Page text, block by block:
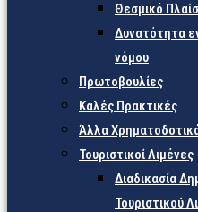
Θεσμικό
Δυνατότητα
νόμου
Πρωτοβουλίες
Καλές Πρακτικές
Άλλα
Τουριστικοί Λιμένες
Διαδικασία
Τουριστικού